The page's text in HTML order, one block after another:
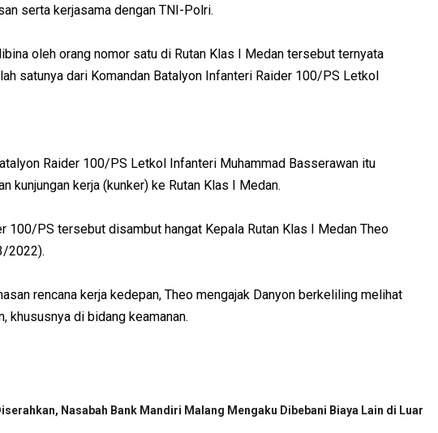
serta kerjasama dengan TNI-Polri.
oleh orang nomor satu di Rutan Klas I Medan tersebut ternyata
satunya dari Komandan Batalyon Infanteri Raider 100/PS Letkol
Raider 100/PS Letkol Infanteri Muhammad Basserawan itu
kunjungan kerja (kunker) ke Rutan Klas I Medan.
100/PS tersebut disambut hangat Kepala Rutan Klas I Medan Theo
2022).
rencana kerja kedepan, Theo mengajak Danyon berkeliling melihat
khususnya di bidang keamanan.
Nasabah Bank Mandiri Malang Mengaku Dibebani Biaya Lain di Luar